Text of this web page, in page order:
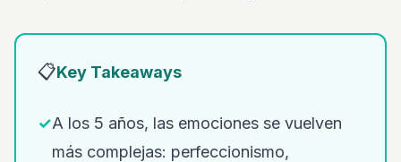
📋Key Takeaways
✓A los 5 años, las emociones se vuelven
más complejas: perfeccionismo,